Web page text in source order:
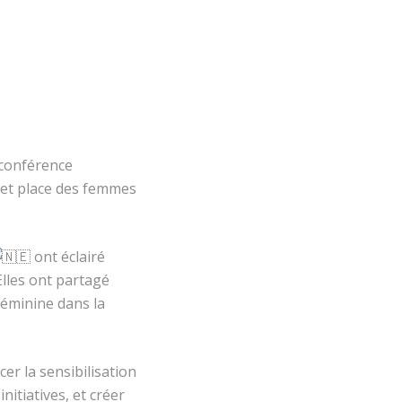
place des femmes
ont éclairé
ont partagé
dans la
la sensibilisation
et créer